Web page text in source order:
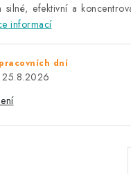
efektivní a
informací
dní
25.8.2026